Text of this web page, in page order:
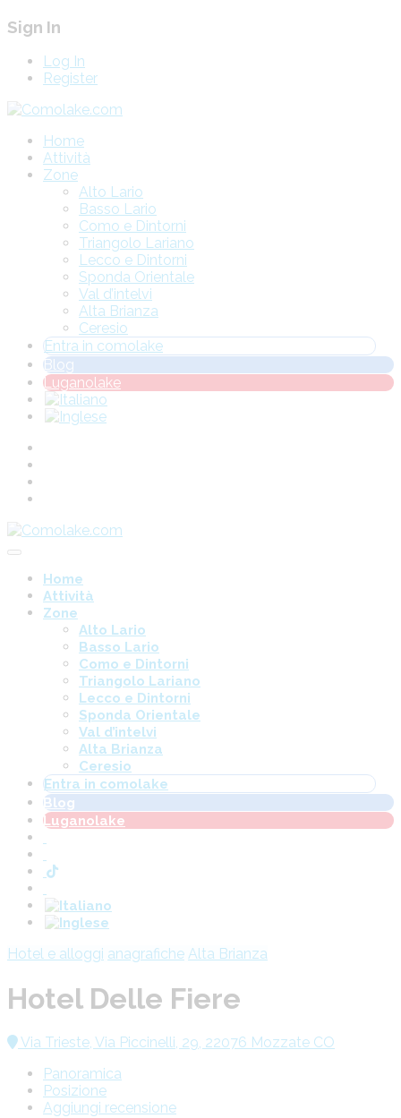
Sign In
Log In
Register
Home
Attività
Zone
Alto Lario
Basso Lario
Como e Dintorni
Triangolo Lariano
Lecco e Dintorni
Sponda Orientale
Val d’intelvi
Alta Brianza
Ceresio
Entra in comolake
Blog
Luganolake
Home
Attività
Zone
Alto Lario
Basso Lario
Como e Dintorni
Triangolo Lariano
Lecco e Dintorni
Sponda Orientale
Val d’intelvi
Alta Brianza
Ceresio
Entra in comolake
Blog
Luganolake
Hotel e alloggi anagrafiche Alta Brianza
Hotel Delle Fiere
Via Trieste, Via Piccinelli, 29, 22076 Mozzate CO
Panoramica
Posizione
Aggiungi recensione